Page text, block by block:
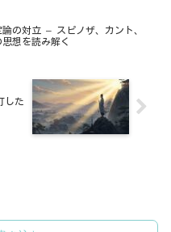
論の対立 – スピノザ、カント、
想を読み解く
した